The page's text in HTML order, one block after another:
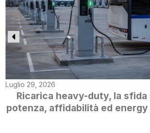
Luglio 29, 2026
Ricarica heavy-duty, la
potenza, affidabilità ed energy